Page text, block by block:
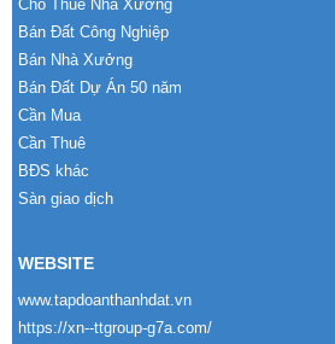
Cho Thuê Nhà Xưởng
Bán Đất Công Nghiệp
Bán Nhà Xưởng
Bán Đất Dự Án 50 năm
Cần Mua
Cần Thuê
BĐS khác
Sàn giao dịch
WEBSITE
www.tapdoanthanhdat.vn
https://xn--ttgroup-g7a.com/